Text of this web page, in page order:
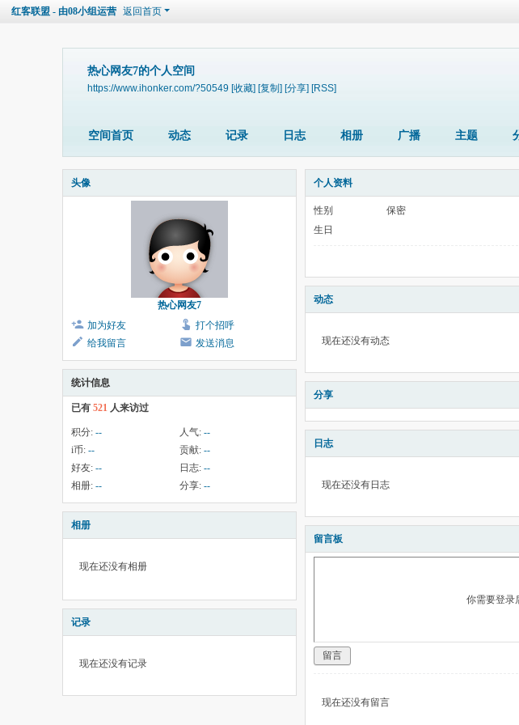
红客联盟 - 由08小组运营 返回首页
热心网友7的个人空间
https://www.ihonker.com/?50549 [收藏] [复制] [分享] [RSS]
空间首页 动态 记录 日志 相册 广播 主题
头像
热心网友7
加为好友
打个招呼
给我留言
发送消息
统计信息
已有 521 人来访过
积分: -- 人气: --
i币: -- 贡献: --
好友: -- 日志: --
相册: -- 分享: --
相册
现在还没有相册
记录
现在还没有记录
个人资料
性别
保密
生日
动态
现在还没有动态
分享
日志
现在还没有日志
留言板
你需要登录
留言
现在还没有留言